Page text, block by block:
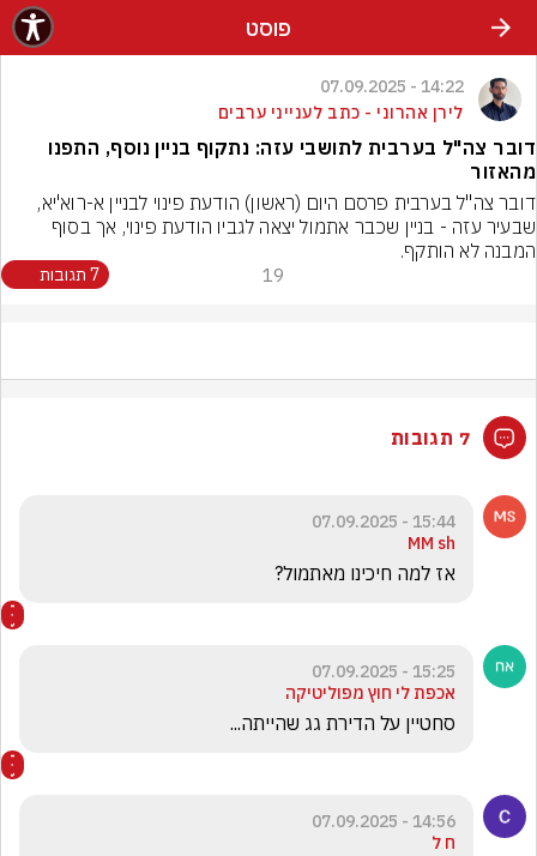
פוסט
14:22 - 07.09.2025
לירן אהרוני - כתב לענייני ערבים
דובר צה"ל בערבית לתושבי עזה: נתקוף בניין נוסף, התפנו
מהאזור
המבנה לא הותקף.
19 7 תגובות
7 תגובות
15:44 - 07.09.2025
MM sh
אז למה חיכינו מאתמול?
15:25 - 07.09.2025
אכפת לי חוץ מפוליטיקה
סחטיין על הדירת גג שהייתה...
14:56 - 07.09.2025
ח ל